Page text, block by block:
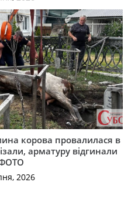
корова провалилася в
арматуру відгинали
2026